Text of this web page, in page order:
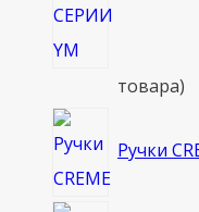
товара
Ручки